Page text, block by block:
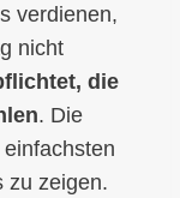
verdienen,
nicht
die
. Die
zu zeigen.